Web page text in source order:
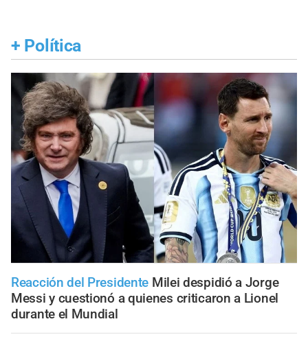
+ Política
Reacción del Presidente Milei despidió a Jorge
Messi y cuestionó a quienes criticaron a Lionel
durante el Mundial